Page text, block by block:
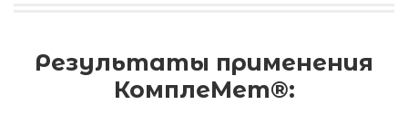
Результаты применения
КомплеМет®: